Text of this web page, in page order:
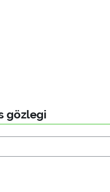
gözlegi